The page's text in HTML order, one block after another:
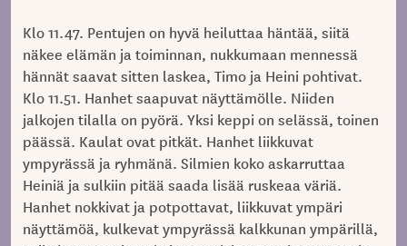
Klo 11.47. Pentujen on hyvä heiluttaa häntää, siitä
näkee elämän ja toiminnan, nukkumaan mennessä
hännät saavat sitten laskea, Timo ja Heini pohtivat.
Klo 11.51. Hanhet saapuvat näyttämölle. Niiden
jalkojen tilalla on pyörä. Yksi keppi on selässä, toinen
päässä. Kaulat ovat pitkät. Hanhet liikkuvat
ympyrässä ja ryhmänä. Silmien koko askarruttaa
Heiniä ja sulkiin pitää saada lisää ruskeaa väriä.
Hanhet nokkivat ja potpottavat, liikkuvat ympäri
näyttämöä, kulkevat ympyrässä kalkkunan ympärillä,